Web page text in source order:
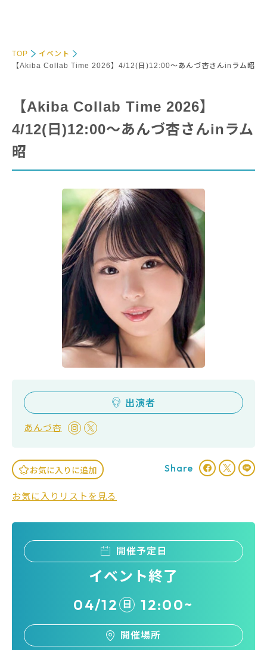
TOP
イベント
【Akiba Collab Time 2026】4/12(日)12:00～あんづ杏さんinラム昭
【Akiba Collab Time 2026】
4/12(日)12:00～あんづ杏さんinラム
昭
出演者
あんづ杏
お気に入りに追加
お気に入りリストを見る
Share
開催予定日
イベント終了
04/12 日 12:00~
開催場所